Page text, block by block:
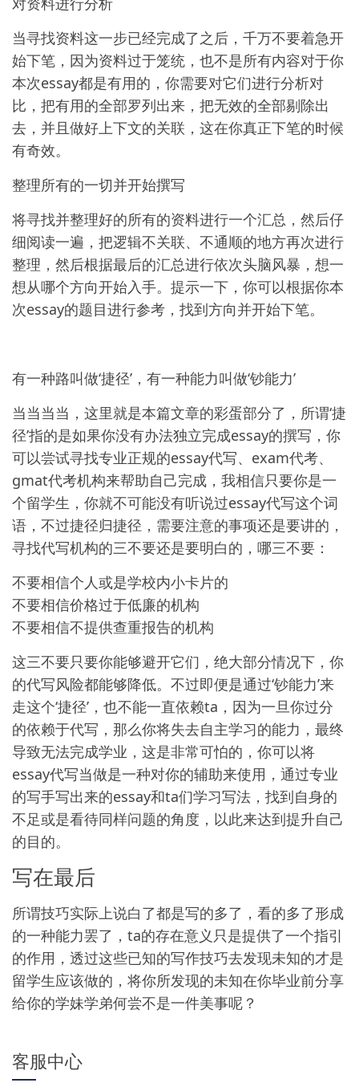
当寻找资料这一步已经完成了之后，千万不要着急开
始下笔，因为资料过于笼统，也不是所有内容对于你
本次essay都是有用的，你需要对它们进行分析对
比，把有用的全部罗列出来，把无效的全部剔除出
去，并且做好上下文的关联，这在你真正下笔的时候
有奇效。
整理所有的一切并开始撰写
将寻找并整理好的所有的资料进行一个汇总，然后仔
细阅读一遍，把逻辑不关联、不通顺的地方再次进行
整理，然后根据最后的汇总进行依次头脑风暴，想一
想从哪个方向开始入手。提示一下，你可以根据你本
次essay的题目进行参考，找到方向并开始下笔。
有一种路叫做‘捷径’，有一种能力叫做‘钞能力’
当当当当，这里就是本篇文章的彩蛋部分了，所谓‘捷
径’指的是如果你没有办法独立完成essay的撰写，你
可以尝试寻找专业正规的essay代写、exam代考、
gmat代考机构来帮助自己完成，我相信只要你是一
个留学生，你就不可能没有听说过essay代写这个词
语，不过捷径归捷径，需要注意的事项还是要讲的，
寻找代写机构的三不要还是要明白的，哪三不要：
不要相信个人或是学校内小卡片的
不要相信价格过于低廉的机构
不要相信不提供查重报告的机构
这三不要只要你能够避开它们，绝大部分情况下，你
的代写风险都能够降低。不过即便是通过‘钞能力’来
走这个‘捷径’，也不能一直依赖ta，因为一旦你过分
的依赖于代写，那么你将失去自主学习的能力，最终
导致无法完成学业，这是非常可怕的，你可以将
essay代写当做是一种对你的辅助来使用，通过专业
的写手写出来的essay和ta们学习写法，找到自身的
不足或是看待同样问题的角度，以此来达到提升自己
的目的。
写在最后
所谓技巧实际上说白了都是写的多了，看的多了形成
的一种能力罢了，ta的存在意义只是提供了一个指引
的作用，透过这些已知的写作技巧去发现未知的才是
留学生应该做的，将你所发现的未知在你毕业前分享
给你的学妹学弟何尝不是一件美事呢？
客服中心